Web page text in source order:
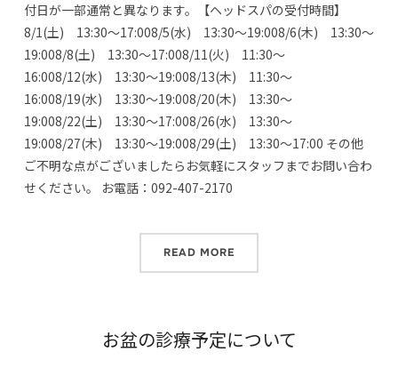
付日が一部通常と異なります。【ヘッドスパの受付時間】
8/1(土) 13:30～17:008/5(水) 13:30～19:008/6(木) 13:30～
19:008/8(土) 13:30～17:008/11(火) 11:30～
16:008/12(水) 13:30～19:008/13(木) 11:30～
16:008/19(水) 13:30～19:008/20(木) 13:30～
19:008/22(土) 13:30～17:008/26(水) 13:30～
19:008/27(木) 13:30～19:008/29(土) 13:30～17:00 その他
ご不明な点がございましたらお気軽にスタッフまでお問い合わ
せください。 お電話：092-407-2170
READ MORE
お盆の診療予定について